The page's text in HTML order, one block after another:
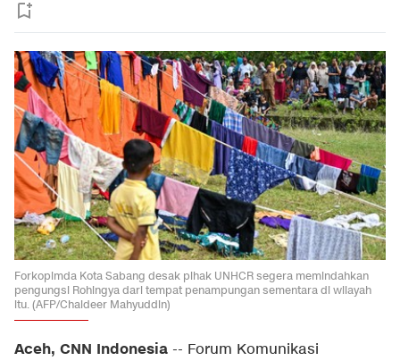
Forkopimda Kota Sabang desak pihak UNHCR segera memindahkan
pengungsi Rohingya dari tempat penampungan sementara di wilayah
itu. (AFP/Chaideer Mahyuddin)
Aceh, CNN Indonesia -- Forum Komunikasi